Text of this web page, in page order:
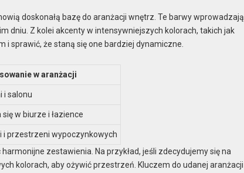
doskonałą bazę do aranżacji wnętrz. Te barwy wprowadzają
dniu. Z kolei akcenty w intensywniejszych kolorach, takich jak
sprawić, że staną się one bardziej dynamiczne.
w aranżacji
i salonu
w biurze i łazience
i przestrzeni wypoczynkowych
zestawienia. Na przykład, jeśli zdecydujemy się na
kolorach, aby ożywić przestrzeń. Kluczem do udanej aranżacji